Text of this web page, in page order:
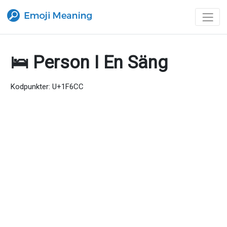
🛌 Person I En Säng
Kodpunkter: U+1F6CC